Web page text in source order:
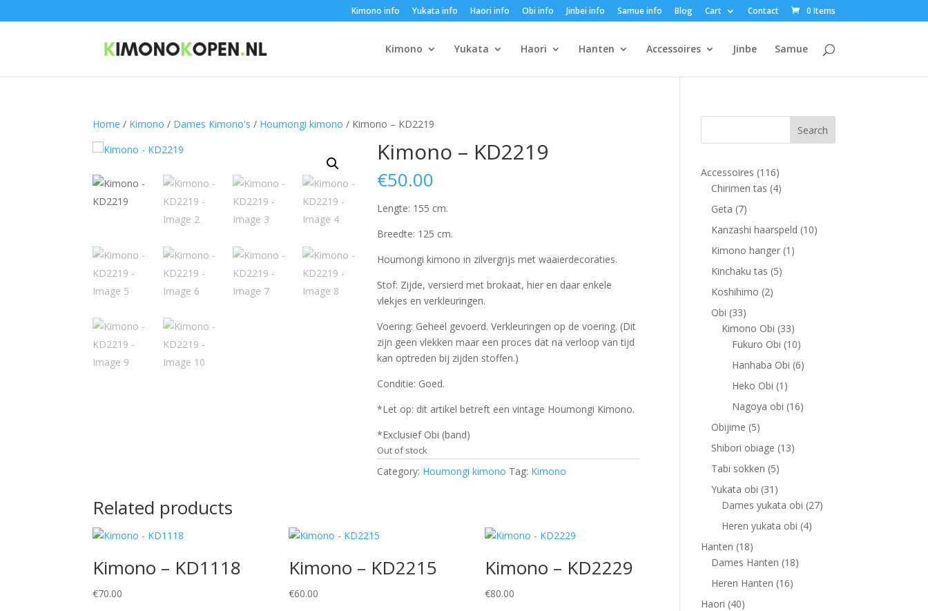
Kimono info Yukata info Haori info Obi info Jinbei info Samue info Blog Cart Contact 0 Items
Kimono Yukata Haori Hanten Accessoires Jinbe Samue
Home / Kimono / Dames Kimono's / Houmongi kimono / Kimono – KD2219
Kimono – KD2219
€50.00
Lengte: 155 cm.
Breedte: 125 cm.
Houmongi kimono in zilvergrijs met waaierdecoraties.
Stof: Zijde, versierd met brokaat, hier en daar enkele
vlekjes en verkleuringen.
Voering: Geheel gevoerd. Verkleuringen op de voering. (Dit
zijn geen vlekken maar een proces dat na verloop van tijd
kan optreden bij zijden stoffen.)
Conditie: Goed.
*Let op: dit artikel betreft een vintage Houmongi Kimono.
*Exclusief Obi (band)
Out of stock
Category: Houmongi kimono Tag: Kimono
Related products
Kimono – KD1118
€70.00
Kimono – KD2215
€60.00
Kimono – KD2229
€80.00
Accessoires 116116
products
Chirimen tas 44
Geta 77
products
Kanzashi haarspeld 1010
Kimono hanger 1 1
Kinchaku tas 55
Koshihimo 22
Obi 3333
products
Kimono Obi 3333
products
Fukuro Obi 1010
products
Hanhaba Obi 66
Heko Obi 1 1
product
Nagoya obi 1616
Obijime 55
products
Shibori obiage 1313
Tabi sokken 55
products
Yukata obi 31 31
products
Dames yukata obi 2727
Heren yukata obi 44
Hanten 1818
products
Dames Hanten 1818
Heren Hanten 1616
Haori 4040